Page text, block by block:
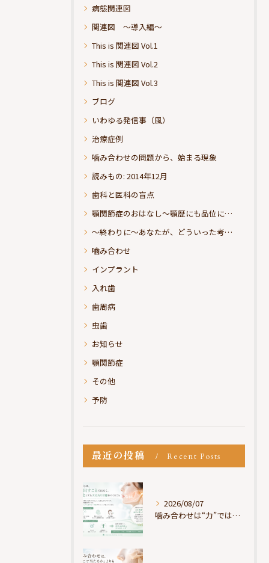
病態関連図
関連図 ～導入編～
This is 関連図 Vol.1
This is 関連図 Vol.2
This is 関連図 Vol.3
ブログ
いわゆる発信事（風）
治療症例
噛み合わせの問題から、始まる現象
読みもの: 2014年12月
歯科と医科の盲点
顎関節症のおはなし～顎歴にも品位にこだわりたい
～終わりに～あなたが、どういった考えの治療をお求めになられるのか？
嚙み合わせ
インプラント
入れ歯
歯周病
虫歯
お知らせ
顎関節症
その他
予防
最近の投稿 Recent Posts
2026/08/07
噛み合わせは“力”ではなく“許可”である